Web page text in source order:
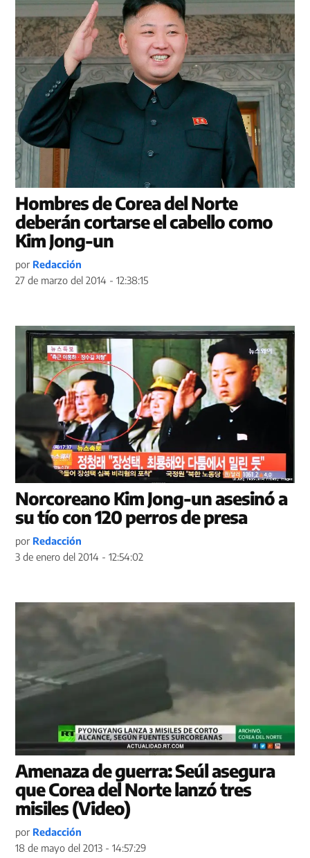
Hombres de Corea del Norte
deberán cortarse el cabello como
Kim Jong-un
por Redacción
27 de marzo del 2014 - 12:38:15
Norcoreano Kim Jong-un asesinó a
su tío con 120 perros de presa
por Redacción
3 de enero del 2014 - 12:54:02
Amenaza de guerra: Seúl asegura
que Corea del Norte lanzó tres
misiles (Video)
por Redacción
18 de mayo del 2013 - 14:57:29